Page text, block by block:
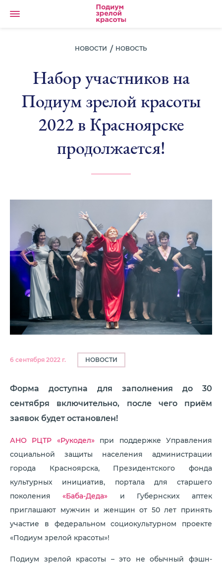
НОВОСТИ НОВОСТЬ
Набор участников на
Подиум зрелой красоты
2022 в Красноярске
продолжается!
6 сентября 2022 г. НОВОСТИ
Форма доступна для заполнения до 30
сентября включительно, после чего приём
заявок будет остановлен!
АНО РЦТР «Рукодел»при поддержке Управления
социальной защиты населения администрации
города Красноярска, Президентского фонда
культурных инициатив, портала для старшего
поколения«Баба-Деда» и Губернских аптек
приглашают мужчин и женщин от 50 лет принять
участие в федеральном социокультурном проекте
«Подиум зрелой красоты»!
Подиум зрелой красоты – это не обычный фэшн-